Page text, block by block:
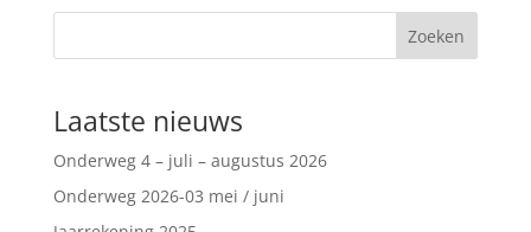
Zoeken
Laatste nieuws
Onderweg 4 – juli – augustus 2026
Onderweg 2026-03 mei / juni